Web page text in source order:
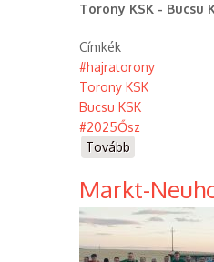
Torony KSK -
Címkék
#hajratorony
Torony KSK
Bucsu KSK
#2025Ősz
Tovább
-
Bucsu
KSK
(2025.08.24.))
Markt-